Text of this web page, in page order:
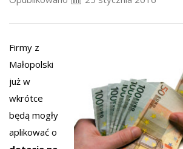
Firmy z
Małopolski
już w
wkrótce
będą mogły
aplikować o